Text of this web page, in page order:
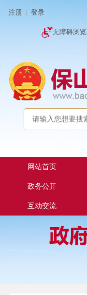
注册 登录
无障碍浏览
网站首页
政务公开
互动交流